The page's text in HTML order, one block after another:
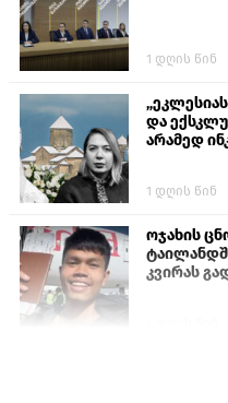
1 დღის წინ
და
არამედ
1 დღის წინ
ოჯახის
კვირას